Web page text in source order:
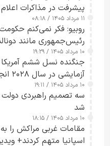
پیشرفت در مذاکرات
۱۱ مرداد ۱۴۰۵ / ۰۸:۱۸
روبیو: فکر نمی‌کنم حکومت
رئیس‌جمهوری مانند
کسی که واقعاً دست به
۱۰ مرداد ۱۴۰۵ / ۱۹:۲۹
آزمایشی در سال ۲۰۲۸ انجام می‌شود
۱۰ مرداد ۱۴۰۵ / ۱۹:۱۱
سه تصمیم راهبردی دولت
شد
۱۰ مرداد ۱۴۰۵ / ۱۸:۱۵
مقامات غربی مراکش را
اسپانیا متهم کردند+